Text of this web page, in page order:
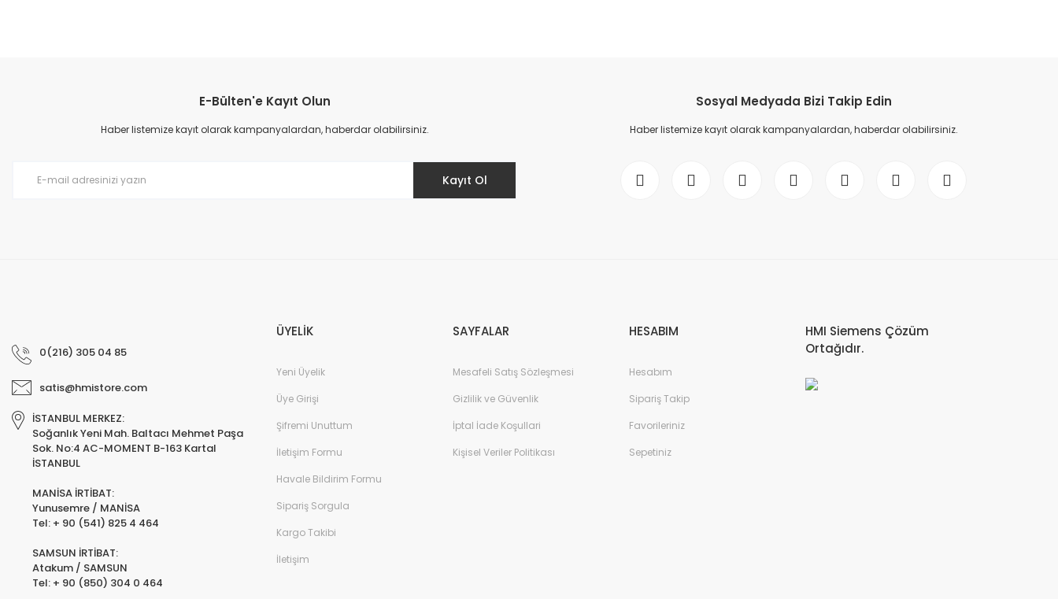
Ürün resmi kalitesiz, bozuk veya görüntülenemiyor.
Ürün açıklamasında eksik bilgiler bulunuyor.
E-Bülten'e Kayıt Olun
Haber listemize kayıt olarak kampanyalardan, haberdar olabilirsiniz.
Kayıt Ol
Sosyal Medyada Bizi Takip Edin
Haber listemize kayıt olarak kampanyalardan, haberdar olabilirsiniz.
0(216) 305 04 85
satis@hmistore.com
İSTANBUL MERKEZ:
Soğanlık Yeni Mah. Baltacı Mehmet Paşa
Sok. No:4 AC-MOMENT B-163 Kartal
İSTANBUL
MANİSA İRTİBAT:
Yunusemre / MANİSA
Tel: + 90 (541) 825 4 464
SAMSUN İRTİBAT:
Atakum / SAMSUN
Tel: + 90 (850) 304 0 464
ÜYELİK
Yeni Üyelik
Üye Girişi
Şifremi Unuttum
İletişim Formu
Havale Bildirim Formu
Sipariş Sorgula
Kargo Takibi
İletişim
SAYFALAR
Mesafeli Satış Sözleşmesi
Gizlilik ve Güvenlik
İptal İade Koşullari
Kişisel Veriler Politikası
HESABIM
Hesabım
Sipariş Takip
Favorileriniz
Sepetiniz
HMI Siemens Çözüm
Ortağıdır.